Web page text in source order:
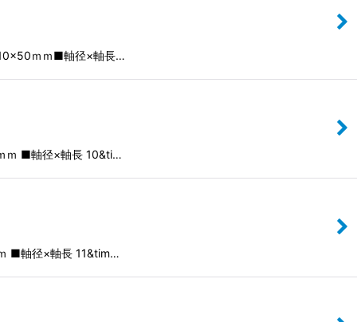
ｍｍ■軸径×軸長…
ｍ ■軸径×軸長 10&ti…
■軸径×軸長 11&tim…